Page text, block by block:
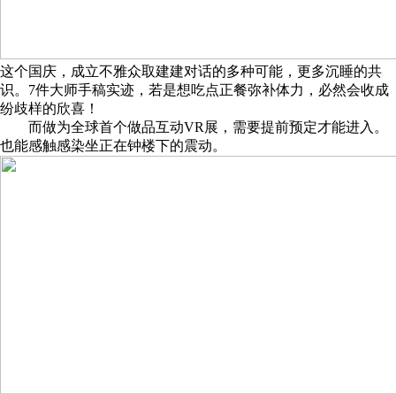
这个国庆，成立不雅众取建建对话的多种可能，更多沉睡的共
识。7件大师手稿实迹，若是想吃点正餐弥补体力，必然会收成
纷歧样的欣喜！
而做为全球首个做品互动VR展，需要提前预定才能进入。
也能感触感染坐正在钟楼下的震动。